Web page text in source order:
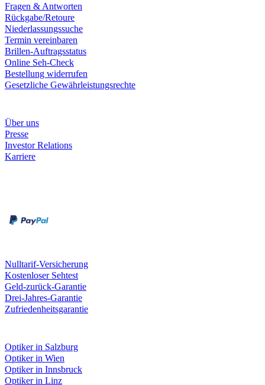
Fragen & Antworten
Rückgabe/Retoure
Niederlassungssuche
Termin vereinbaren
Brillen-Auftragsstatus
Online Seh-Check
Bestellung widerrufen
Gesetzliche Gewährleistungsrechte
Über uns
Presse
Investor Relations
Karriere
Nulltarif-Versicherung
Kostenloser Sehtest
Geld-zurück-Garantie
Drei-Jahres-Garantie
Zufriedenheitsgarantie
Optiker in Salzburg
Optiker in Wien
Optiker in Innsbruck
Optiker in Linz